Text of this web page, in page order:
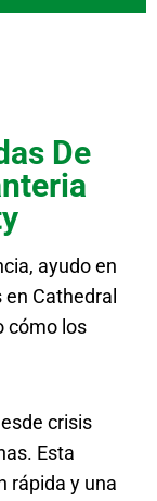
De
ayudo en
Cathedral
cómo los
crisis
Esta
rápida y una